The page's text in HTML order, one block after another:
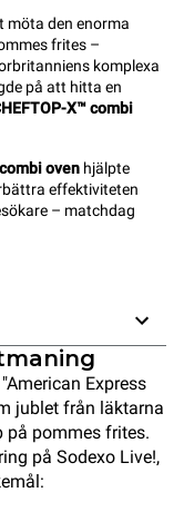
möta den enorma
frites –
komplexa
på att hitta en
X™ combi
oven hjälpte
effektiviteten
– matchdag
Express
jublet från läktarna
på pommes frites.
på Sodexo Live!,